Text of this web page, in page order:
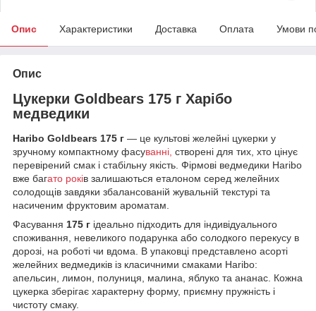
Опис Характеристики Доставка Оплата Умови
Опис
Цукерки Goldbears 175 г Харібо
медведики
Haribo Goldbears 175 г — це культові желейні цукерки у
зручному компактному фасуванні, створені для тих, хто цінує
перевірений смак і стабільну якість. Фірмові ведмедики Haribo
вже багато років залишаються еталоном серед желейних
солодощів завдяки збалансованій жувальній текстурі та
насиченим фруктовим ароматам.
Фасування 175 г ідеально підходить для індивідуального
споживання, невеликого подарунка або солодкого перекусу в
дорозі, на роботі чи вдома. В упаковці представлено асорті
желейних ведмедиків із класичними смаками Haribo:
апельсин, лимон, полуниця, малина, яблуко та ананас. Кожна
цукерка зберігає характерну форму, приємну пружність і
чистоту смаку.